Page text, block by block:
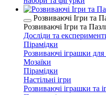
Розвиваючі Ігри та
Розвиваючі Ігри та
Досліди та
Пірамідки
Розвиваючі іграшки
Мозаїки
Пірамідки
Настільні ігри
Розвиваючі іграшки та